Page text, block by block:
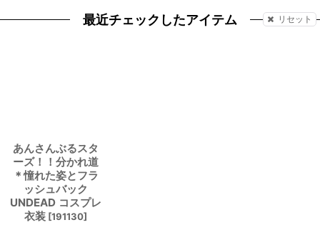
最近チェックしたアイテム リセット
あんさんぶるスタ
ーズ！！分かれ道
＊憧れた姿とフラ
ッシュバック
UNDEAD コスプレ
衣装 [191130]